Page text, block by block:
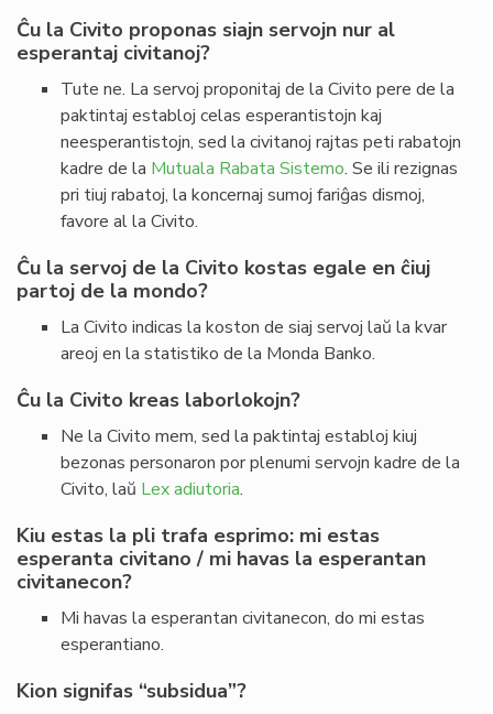
Ĉu la Civito proponas siajn servojn nur al
esperantaj civitanoj?
Tute ne. La servoj proponitaj de la Civito pere de la
paktintaj establoj celas esperantistojn kaj
neesperantistojn, sed la civitanoj rajtas peti rabatojn
kadre de la Mutuala Rabata Sistemo. Se ili rezignas
pri tiuj rabatoj, la koncernaj sumoj fariĝas dismoj,
favore al la Civito.
Ĉu la servoj de la Civito kostas egale en ĉiuj
partoj de la mondo?
La Civito indicas la koston de siaj servoj laŭ la kvar
areoj en la statistiko de la Monda Banko.
Ĉu la Civito kreas laborlokojn?
Ne la Civito mem, sed la paktintaj establoj kiuj
bezonas personaron por plenumi servojn kadre de la
Civito, laŭ Lex adiutoria.
Kiu estas la pli trafa esprimo: mi estas
esperanta civitano / mi havas la esperantan
civitanecon?
Mi havas la esperantan civitanecon, do mi estas
esperantiano.
Kion signifas “subsidua”?